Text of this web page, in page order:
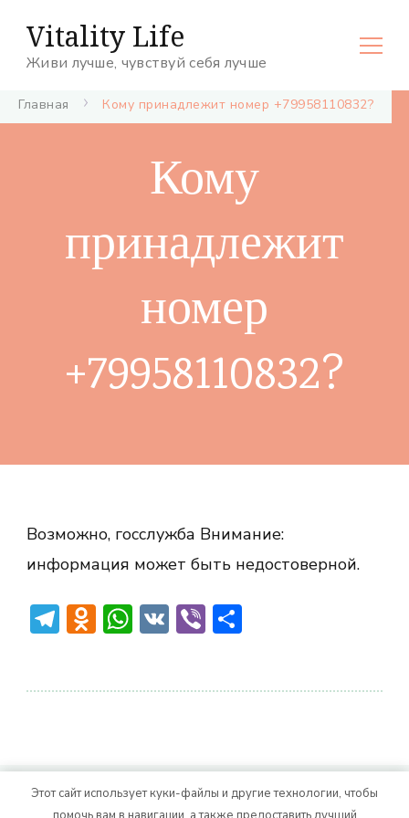
Vitality Life
Живи лучше, чувствуй себя лучше
Главная Кому принадлежит номер +79958110832?
Кому
принадлежит
номер
+79958110832?
Возможно, госслужба Внимание:
информация может быть недостоверной.
Telegram
Odnoklassniki
WhatsApp
VKViber
© Авторское право 2026 Vitality Life. Все права
Этот сайт использует куки-файлы и другие технологии, чтобы